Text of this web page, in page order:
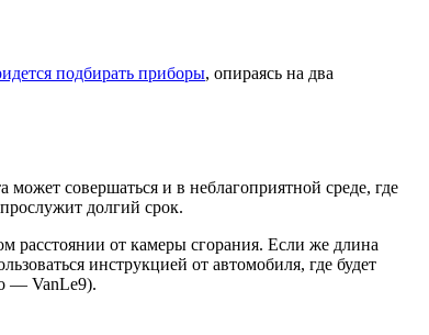
подбирать приборы, опираясь на два
совершаться и в неблагоприятной среде, где
долгий срок.
расстоянии от камеры сгорания. Если же длина
инструкцией от автомобиля, где будет
— VanLe9).